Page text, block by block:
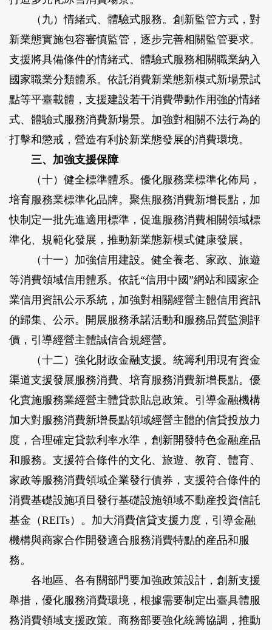
（九）情緒式、體驗式服務。 創新監管方式，對
新業態實施包容審慎監管，逐步完善相關監管要求。
支援將具備條件的情緒式、體驗式服務相關職業納入
國家職業分類體系。依託消費新業態新模式新場景試
點等平臺載體，支援建設若干消費帶動作用強的情緒
式、體驗式服務消費新場景。加強對相關不法行為的
打擊和懲戒，營造有利於新業態發展的消費環境。
三、加強支援保障
（十）健全標準體系。 優化服務業標準化佈局，
培育服務業標準化品牌。聚焦服務消費新增長點，加
快制定一批先進適用標準，促進服務消費相關領域標
準化、規範化發展，推動新業態新模式健康發展。
（十一）加強信用建設。 健全養老、家政、旅遊
等消費領域信用體系。依託“信用中國”網站和國家企
業信用資訊公示系統，加強對相關經營主體信用資訊
的歸集、公示。開展服務承諾活動和服務品質監測評
價，引導經營主體誠信合規經營。
（十二）強化財政金融支援。 統籌利用現有資金
渠道支援發展服務消費、培育服務消費新增長點。優
化實施服務業經營主體貸款貼息政策。引導金融機構
加大對服務消費新增長點領域經營主體的信貸投放力
度，合理確定貸款利率水準，創新開發特色金融産品
和服務。支援符合條件的文化、旅遊、教育、體育、
家政等服務消費領域企業發行債券，支援符合條件的
消費基礎設施項目發行基礎設施領域不動産投資信託
基金（REITs）。加大消費信貸支援力度，引導金融
機構與商家合作開發適合服務消費特點的産品和服
務。
各地區、各有關部門要加強政策設計，創新支援
舉措，優化服務消費環境，根據需要制定出臺具體服
務消費領域支援政策。商務部要強化統籌協調，推動